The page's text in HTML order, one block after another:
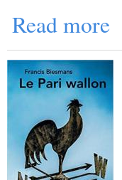
Read more